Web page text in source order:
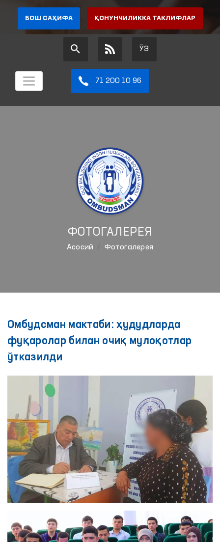
БОШ САҲИФА ҚОНУНЧИЛИККА ТАКЛИФЛАР
ЎЗ
71 200 10 96
ФОТОГАЛЕРЕЯ
Aсосий Фотогалерея
Омбудсман мактаби: ҳудудларда
фуқаролар билан очиқ мулоқотлар
ўтказилди